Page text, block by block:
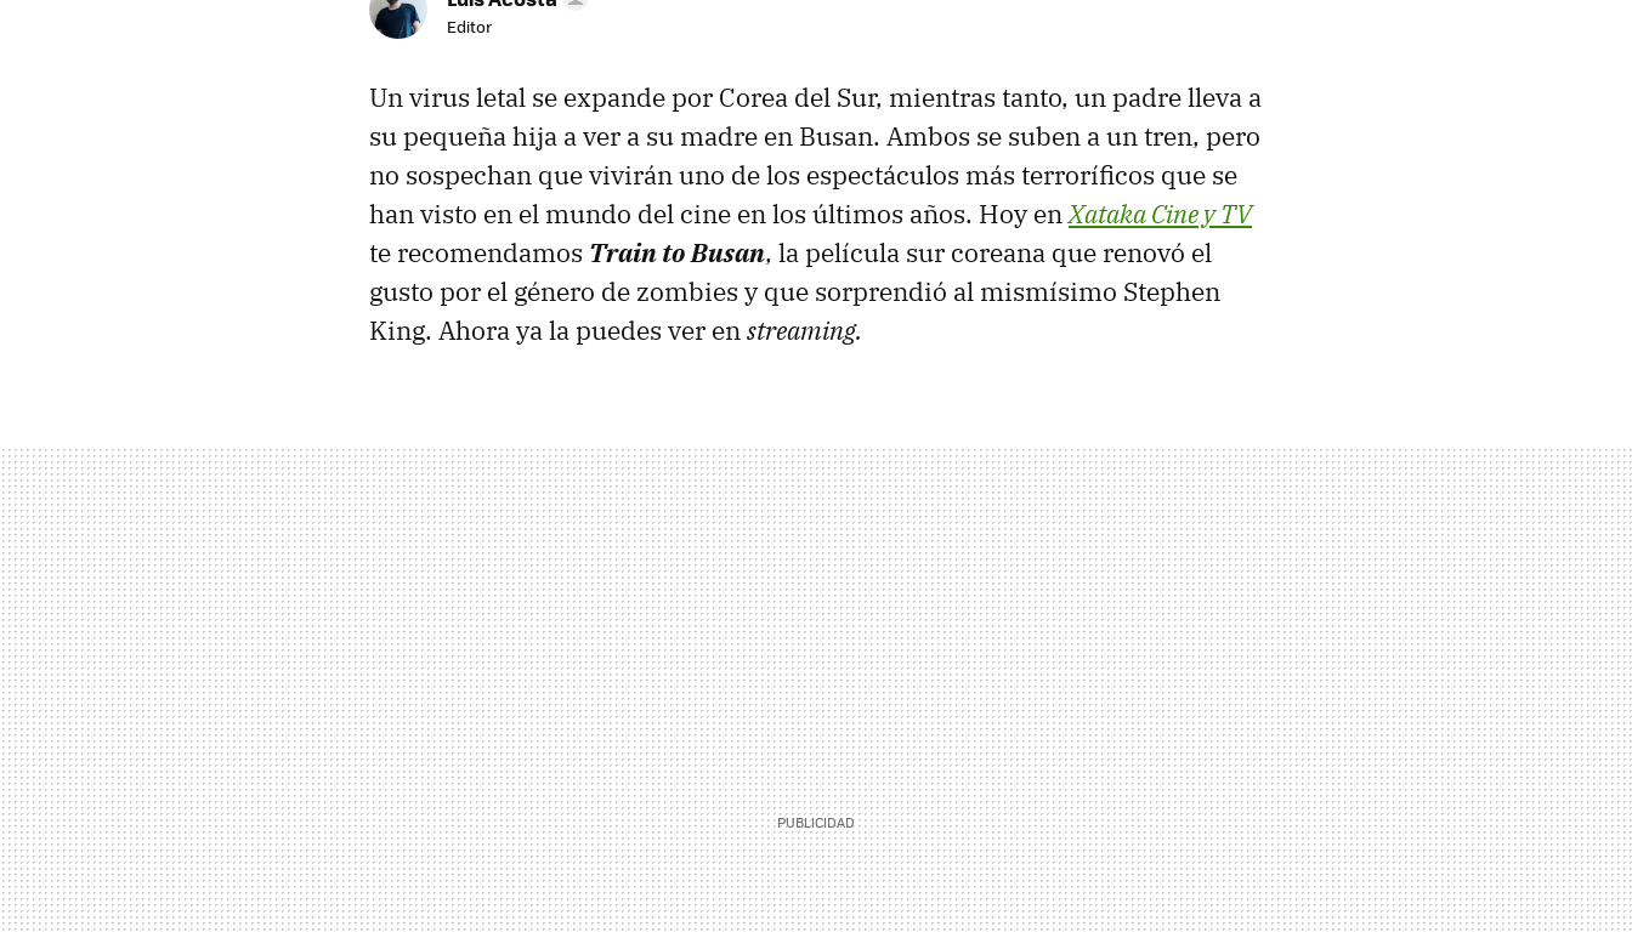
Editor
Un virus letal se expande por Corea del Sur, mientras tanto, un padre lleva a
su pequeña hija a ver a su madre en Busan. Ambos se suben a un tren, pero
no sospechan que vivirán uno de los espectáculos más terroríficos que se
han visto en el mundo del cine en los últimos años. Hoy enXataka Cine y TV
te recomendamos Train to Busan, la película sur coreana que renovó el
gusto por el género de zombies y que sorprendió al mismísimo Stephen
King. Ahora ya la puedes ver enstreaming.